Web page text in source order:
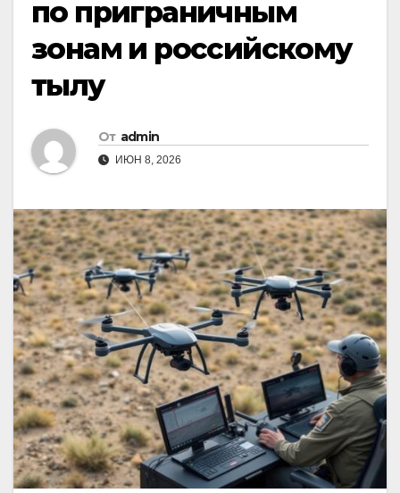
по приграничным
зонам и российскому
тылу
От admin
ИЮН 8, 2026